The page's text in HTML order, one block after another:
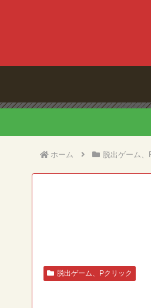
ホーム 脱出ゲーム、
脱出ゲーム、Pクリック